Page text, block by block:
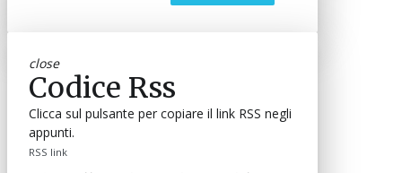
close
Codice Rss
Clicca sul pulsante per copiare il link RSS negli
appunti.
RSS link